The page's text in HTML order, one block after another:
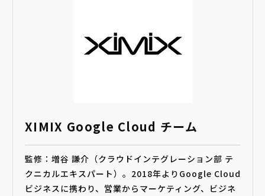
XIMIX Google Cloud チーム
監修：増谷 謙介（クラウドインテグレーション部 テ
クニカルエキスパート）。2018年よりGoogle Cloud
ビジネスに携わり、営業からマーケティング、ビジネ